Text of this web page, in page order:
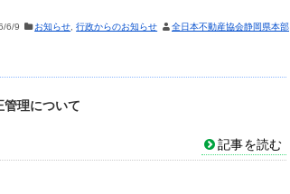
6/9 お知らせ ,行政からのお知らせ 全日本不動産協会静岡県本部
理について
記事を読む